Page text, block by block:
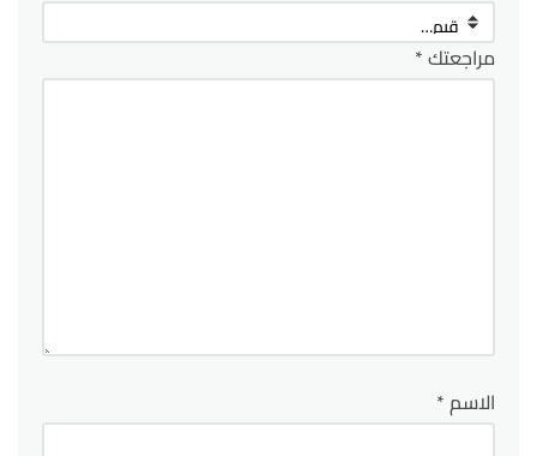
مراجعتك*
الاسم*